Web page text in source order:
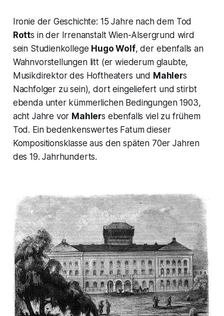
Ironie der Geschichte: 15 Jahre nach dem Tod
Rotts in der Irrenanstalt Wien-Alsergrund wird
sein Studienkollege Hugo Wolf, der ebenfalls an
Wahnvorstellungen litt (er wiederum glaubte,
Musikdirektor des Hoftheaters und Mahlers
Nachfolger zu sein), dort eingeliefert und stirbt
ebenda unter kümmerlichen Bedingungen 1903,
acht Jahre vor Mahlers ebenfalls viel zu frühem
Tod. Ein bedenkenswertes Fatum dieser
Kompositionsklasse aus den späten 70er Jahren
des 19. Jahrhunderts.